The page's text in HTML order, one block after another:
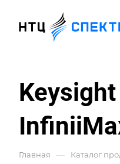
Главная — Каталог